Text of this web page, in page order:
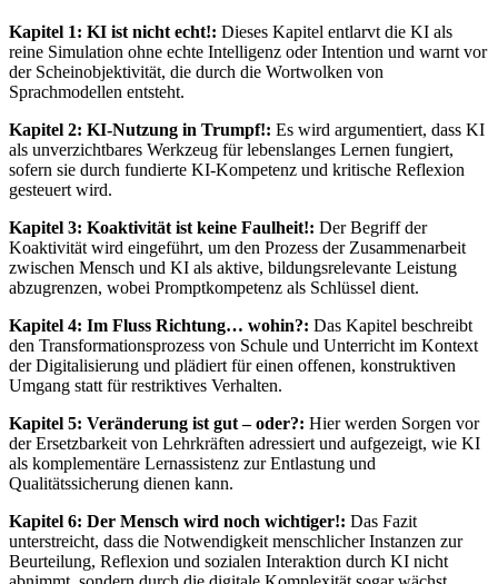
Kapitel 1: KI ist nicht echt!: Dieses Kapitel entlarvt die KI als
reine Simulation ohne echte Intelligenz oder Intention und warnt vor
der Scheinobjektivität, die durch die Wortwolken von
Sprachmodellen entsteht.
Kapitel 2: KI-Nutzung in Trumpf!: Es wird argumentiert, dass KI
als unverzichtbares Werkzeug für lebenslanges Lernen fungiert,
sofern sie durch fundierte KI-Kompetenz und kritische Reflexion
gesteuert wird.
Kapitel 3: Koaktivität ist keine Faulheit!: Der Begriff der
Koaktivität wird eingeführt, um den Prozess der Zusammenarbeit
zwischen Mensch und KI als aktive, bildungsrelevante Leistung
abzugrenzen, wobei Promptkompetenz als Schlüssel dient.
Kapitel 4: Im Fluss Richtung… wohin?: Das Kapitel beschreibt
den Transformationsprozess von Schule und Unterricht im Kontext
der Digitalisierung und plädiert für einen offenen, konstruktiven
Umgang statt für restriktives Verhalten.
Kapitel 5: Veränderung ist gut – oder?: Hier werden Sorgen vor
der Ersetzbarkeit von Lehrkräften adressiert und aufgezeigt, wie KI
als komplementäre Lernassistenz zur Entlastung und
Qualitätssicherung dienen kann.
Kapitel 6: Der Mensch wird noch wichtiger!: Das Fazit
unterstreicht, dass die Notwendigkeit menschlicher Instanzen zur
Beurteilung, Reflexion und sozialen Interaktion durch KI nicht